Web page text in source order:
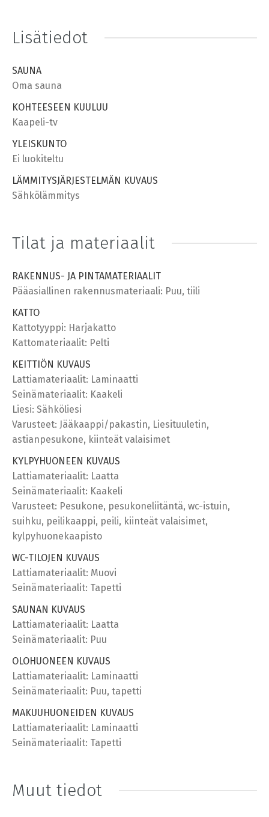
Lisätiedot
SAUNA
Oma sauna
KOHTEESEEN KUULUU
Kaapeli-tv
YLEISKUNTO
Ei luokiteltu
LÄMMITYSJÄRJESTELMÄN KUVAUS
Sähkölämmitys
Tilat ja materiaalit
RAKENNUS- JA PINTAMATERIAALIT
Pääasiallinen rakennusmateriaali: Puu, tiili
KATTO
Kattotyyppi: Harjakatto
Kattomateriaalit: Pelti
KEITTIÖN KUVAUS
Lattiamateriaalit: Laminaatti
Seinämateriaalit: Kaakeli
Liesi: Sähköliesi
Varusteet: Jääkaappi/pakastin, Liesituuletin,
astianpesukone, kiinteät valaisimet
KYLPYHUONEEN KUVAUS
Lattiamateriaalit: Laatta
Seinämateriaalit: Kaakeli
Varusteet: Pesukone, pesukoneliitäntä, wc-istuin,
suihku, peilikaappi, peili, kiinteät valaisimet,
kylpyhuonekaapisto
WC-TILOJEN KUVAUS
Lattiamateriaalit: Muovi
Seinämateriaalit: Tapetti
SAUNAN KUVAUS
Lattiamateriaalit: Laatta
Seinämateriaalit: Puu
OLOHUONEEN KUVAUS
Lattiamateriaalit: Laminaatti
Seinämateriaalit: Puu, tapetti
MAKUUHUONEIDEN KUVAUS
Lattiamateriaalit: Laminaatti
Seinämateriaalit: Tapetti
Muut tiedot